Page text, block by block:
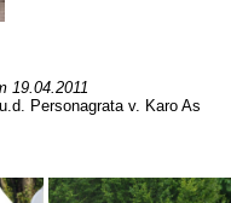
19.04.2011
Personagrata v. Karo As